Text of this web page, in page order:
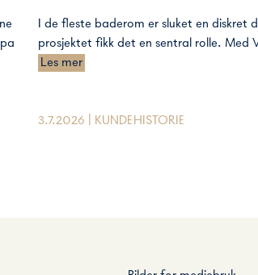
I de fleste baderom er sluket en diskret
prosjektet fikk det en sentral rolle. Med
Les mer
3.7.2026 | KUNDEHISTORIE